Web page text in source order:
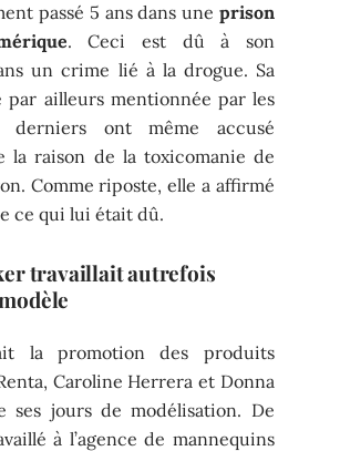
passé 5 ans dans une prison
. Ceci est dû à son
un crime lié à la drogue. Sa
ailleurs mentionnée par les
derniers ont même accusé
la raison de la toxicomanie de
Comme riposte, elle a affirmé
ce qui lui était dû.
travaillait autrefois
la promotion des produits
Caroline Herrera et Donna
ses jours de modélisation. De
à l’agence de mannequins